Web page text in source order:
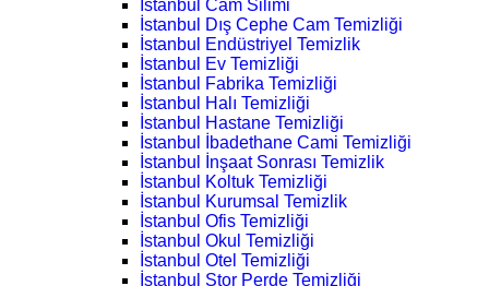
İstanbul Cam Silimi
İstanbul Dış Cephe Cam Temizliği
İstanbul Endüstriyel Temizlik
İstanbul Ev Temizliği
İstanbul Fabrika Temizliği
İstanbul Halı Temizliği
İstanbul Hastane Temizliği
İstanbul İbadethane Cami Temizliği
İstanbul İnşaat Sonrası Temizlik
İstanbul Koltuk Temizliği
İstanbul Kurumsal Temizlik
İstanbul Ofis Temizliği
İstanbul Okul Temizliği
İstanbul Otel Temizliği
İstanbul Stor Perde Temizliği